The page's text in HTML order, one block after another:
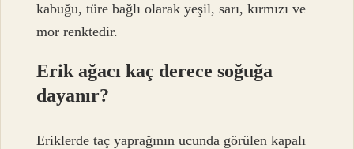
kabuğu, türe bağlı olarak yeşil, sarı, kırmızı ve
mor renktedir.
Erik ağacı kaç derece soğuğa
dayanır?
Eriklerde taç yaprağının ucunda görülen kapalı